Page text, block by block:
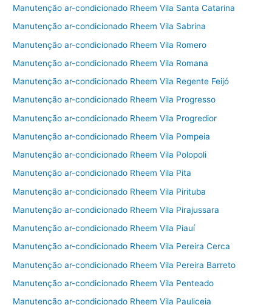
Manutenção ar-condicionado Rheem Vila Santa Catarina
Manutenção ar-condicionado Rheem Vila Sabrina
Manutenção ar-condicionado Rheem Vila Romero
Manutenção ar-condicionado Rheem Vila Romana
Manutenção ar-condicionado Rheem Vila Regente Feijó
Manutenção ar-condicionado Rheem Vila Progresso
Manutenção ar-condicionado Rheem Vila Progredior
Manutenção ar-condicionado Rheem Vila Pompeia
Manutenção ar-condicionado Rheem Vila Polopoli
Manutenção ar-condicionado Rheem Vila Pita
Manutenção ar-condicionado Rheem Vila Pirituba
Manutenção ar-condicionado Rheem Vila Pirajussara
Manutenção ar-condicionado Rheem Vila Piauí
Manutenção ar-condicionado Rheem Vila Pereira Cerca
Manutenção ar-condicionado Rheem Vila Pereira Barreto
Manutenção ar-condicionado Rheem Vila Penteado
Manutenção ar-condicionado Rheem Vila Pauliceia